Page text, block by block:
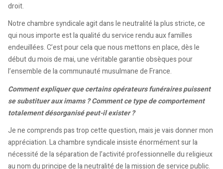
droit.
Notre chambre syndicale agit dans le neutralité la plus stricte, ce
qui nous importe est la qualité du service rendu aux familles
endeuillées. C’est pour cela que nous mettons en place, dès le
début du mois de mai, une véritable garantie obsèques pour
l’ensemble de la communauté musulmane de France.
Comment expliquer que certains opérateurs funéraires puissent
se substituer aux imams ? Comment ce type de comportement
totalement désorganisé peut-il exister ?
Je ne comprends pas trop cette question, mais je vais donner mon
appréciation. La chambre syndicale insiste énormément sur la
nécessité de la séparation de l’activité professionnelle du religieux
au nom du principe de la neutralité de la mission de service public.